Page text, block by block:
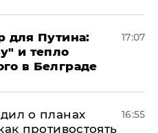
для Путина:
и тепло
в Белграде
17:07
о планах
противостоять
16:55